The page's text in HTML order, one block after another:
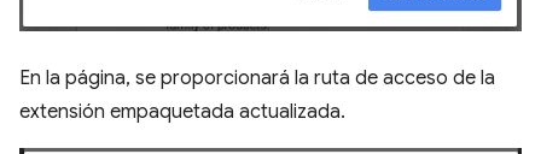
En la página, se proporcionará la ruta de acceso de la
extensión empaquetada actualizada.